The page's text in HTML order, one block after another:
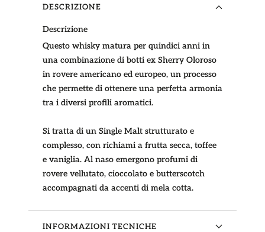
DESCRIZIONE
Descrizione
Questo whisky matura per quindici anni in
una combinazione di botti ex Sherry Oloroso
in rovere americano ed europeo, un processo
che permette di ottenere una perfetta armonia
tra i diversi profili aromatici.
Si tratta di un Single Malt strutturato e
complesso, con richiami a frutta secca, toffee
e vaniglia. Al naso emergono profumi di
rovere vellutato, cioccolato e butterscotch
accompagnati da accenti di mela cotta.
INFORMAZIONI TECNICHE